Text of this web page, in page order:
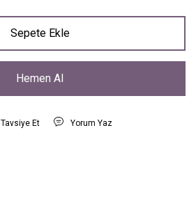
Sepete Ekle
Hemen Al
Tavsiye Et Yorum Yaz